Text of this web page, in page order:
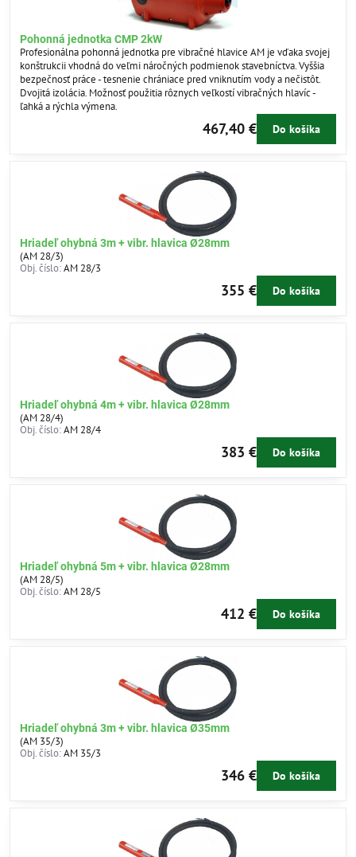
Pohonná jednotka CMP 2kW
Profesionálna pohonná jednotka pre vibračné hlavice AM je vďaka svojej
konštrukcii vhodná do veľmi náročných podmienok stavebníctva. Vyššia
bezpečnosť práce - tesnenie chrániace pred vniknutím vody a nečistôt.
Dvojitá izolácia. Možnosť použitia rôznych veľkostí vibračných hlavíc -
ľahká a rýchla výmena.
467,40 € Do košíka
Hriadeľ ohybná 3m + vibr. hlavica Ø28mm
(AM 28/3)
Obj. číslo:AM 28/3
355 € Do košíka
Hriadeľ ohybná 4m + vibr. hlavica Ø28mm
(AM 28/4)
Obj. číslo:AM 28/4
383 € Do košíka
Hriadeľ ohybná 5m + vibr. hlavica Ø28mm
(AM 28/5)
Obj. číslo:AM 28/5
412 € Do košíka
Hriadeľ ohybná 3m + vibr. hlavica Ø35mm
(AM 35/3)
Obj. číslo:AM 35/3
346 € Do košíka